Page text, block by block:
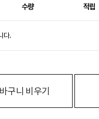
수량 적립
다.
구니 비우기